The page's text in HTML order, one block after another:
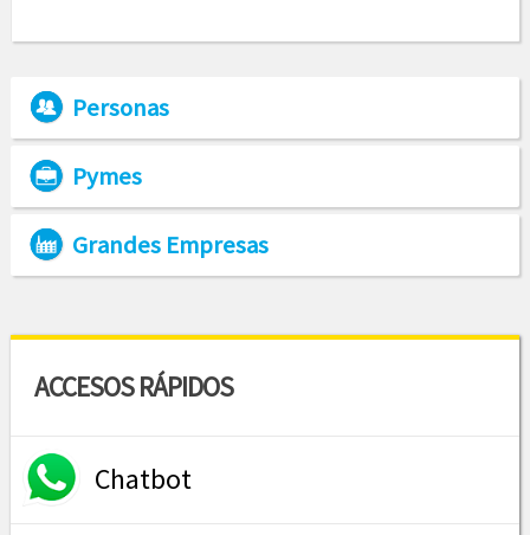
Personas
Pymes
Grandes Empresas
ACCESOS RÁPIDOS
Chatbot